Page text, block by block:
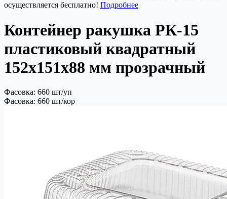
осуществляется бесплатно! Подробнее
Контейнер ракушка РК-15
пластиковый квадратный
152х151х88 мм прозрачный
Фасовка: 660 шт/уп
Фасовка: 660 шт/кор